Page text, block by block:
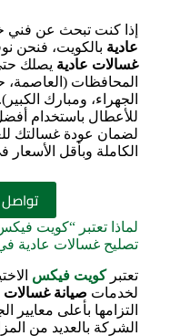
إذا كنت تبحث عن فني
عادية بالكويت، فنحن
غسالات عادية يصلك
المحافظات (العاصمة،
الجهراء، ومبارك
للأعطال باستخدام
لضمان عودة غسالتك
الكاملة وبأقل
تواصل
لماذا تعتبر “كويت
تصليح غسالات عادية
تعتبركويت فيكس
لخدمات صيانة غسالات
التزامها بأعلى معايير
الشركة بالعديد من